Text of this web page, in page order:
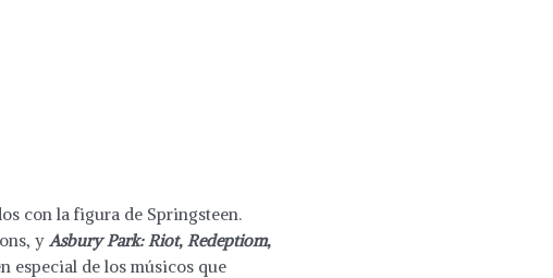
con la figura de Springsteen.
y Asbury Park: Riot, Redeptiom,
especial de los músicos que